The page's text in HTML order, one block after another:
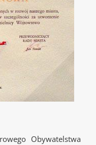
Obywatelstwa